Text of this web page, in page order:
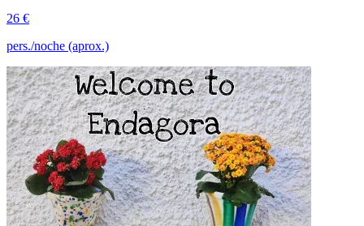
26 €
pers./noche (aprox.)